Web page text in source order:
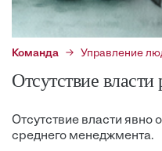
Команда Управление
Отсутствие власти
Отсутствие власти явно
среднего менеджмента.